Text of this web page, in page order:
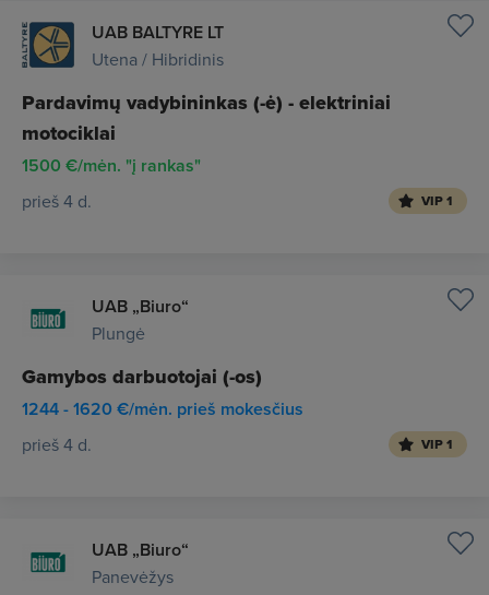
UAB BALTYRE LT
Utena / Hibridinis
Pardavimų vadybininkas (-ė) - elektriniai
motociklai
1500 €/mėn. "į rankas"
prieš 4 d. VIP 1
UAB „Biuro“
Plungė
Gamybos darbuotojai (-os)
1244 - 1620 €/mėn. prieš mokesčius
prieš 4 d. VIP 1
UAB „Biuro“
Panevėžys